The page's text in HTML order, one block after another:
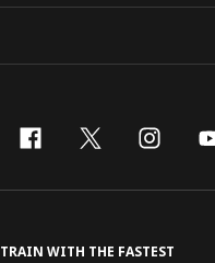
facebook
x-twitter
TRAIN WITH THE FASTEST